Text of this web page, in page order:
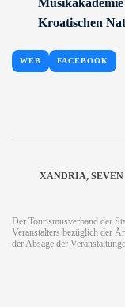
Musikakademie
Kroatischen
WEB FACEBOOK
XANDRIA,
Der Tourismusverband der
Veranstalters bezüglich der
der Absage der